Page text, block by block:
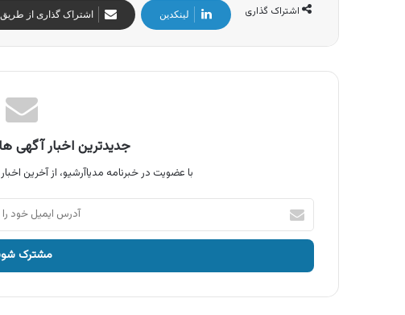
اشتراک گذاری لینکدین اشتراک گذاری از طریق
جدیدترین اخبار آگهی
با عضویت در خبرنامه مدیاآرشیو، از آخرین
آدرس
ایمیل
خود
وارد